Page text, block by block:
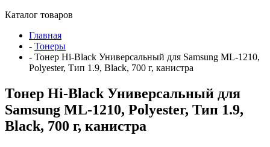
Каталог товаров
Главная
- Тонеры
- Тонер Hi-Black Универсальный для Samsung ML-1210,
Polyester, Тип 1.9, Black, 700 г, канистра
Тонер Hi-Black Универсальный для
Samsung ML-1210, Polyester, Тип 1.9,
Black, 700 г, канистра